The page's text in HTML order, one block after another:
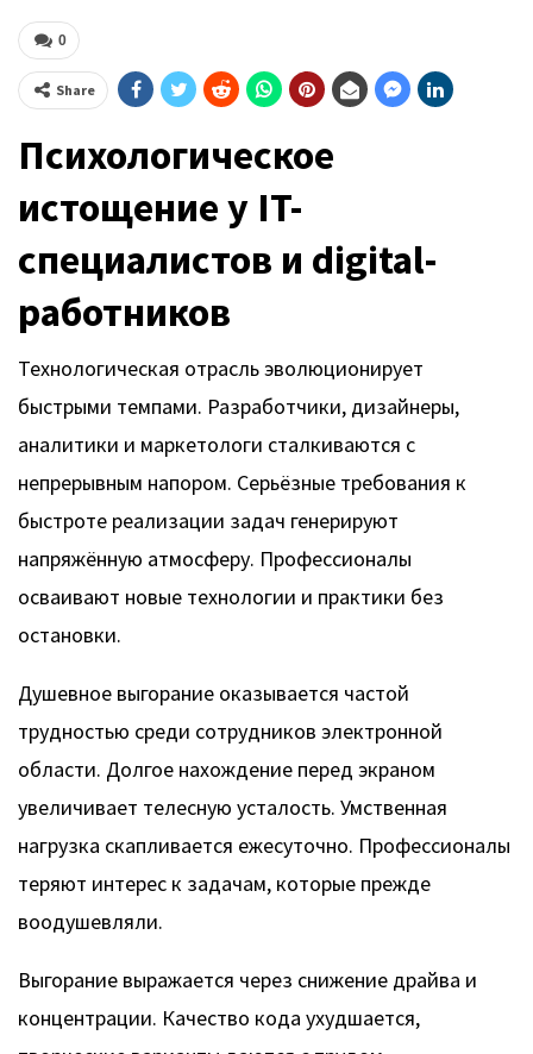
0
Share
Психологическое
истощение у IT-
специалистов и digital-
работников
Технологическая отрасль эволюционирует
быстрыми темпами. Разработчики, дизайнеры,
аналитики и маркетологи сталкиваются с
непрерывным напором. Серьёзные требования к
быстроте реализации задач генерируют
напряжённую атмосферу. Профессионалы
осваивают новые технологии и практики без
остановки.
Душевное выгорание оказывается частой
трудностью среди сотрудников электронной
области. Долгое нахождение перед экраном
увеличивает телесную усталость. Умственная
нагрузка скапливается ежесуточно. Профессионалы
теряют интерес к задачам, которые прежде
воодушевляли.
Выгорание выражается через снижение драйва и
концентрации. Качество кода ухудшается,